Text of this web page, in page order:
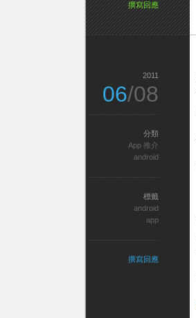
撰寫回應
2011
06/08
分類
App 推介
android
標籤
android
app
撰寫回應